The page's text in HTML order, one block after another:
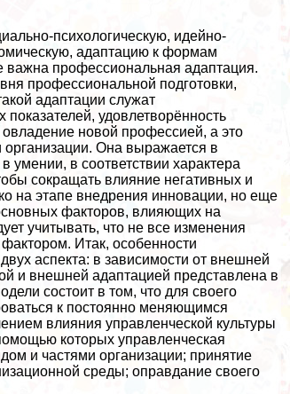
психологическую, идейно-
адаптацию к формам
важна профессиональная адаптация.
профессиональной подготовки,
адаптации служат
удовлетворённость
новой профессией, а это
организации. Она выражается в
в соответствии хаpaктера
сокращать влияние негативных и
на этапе внедрения инновации, но еще
факторов, влияющих на
учитывать, что не все изменения
Итак, особенности
аспекта: в зависимости от внешней
и внешней адаптацией представлена в
состоит в том, что для своего
к постоянно меняющимся
влияния управленческой культуры
которых управленческая
и частями организации; принятие
среды; оправдание своего